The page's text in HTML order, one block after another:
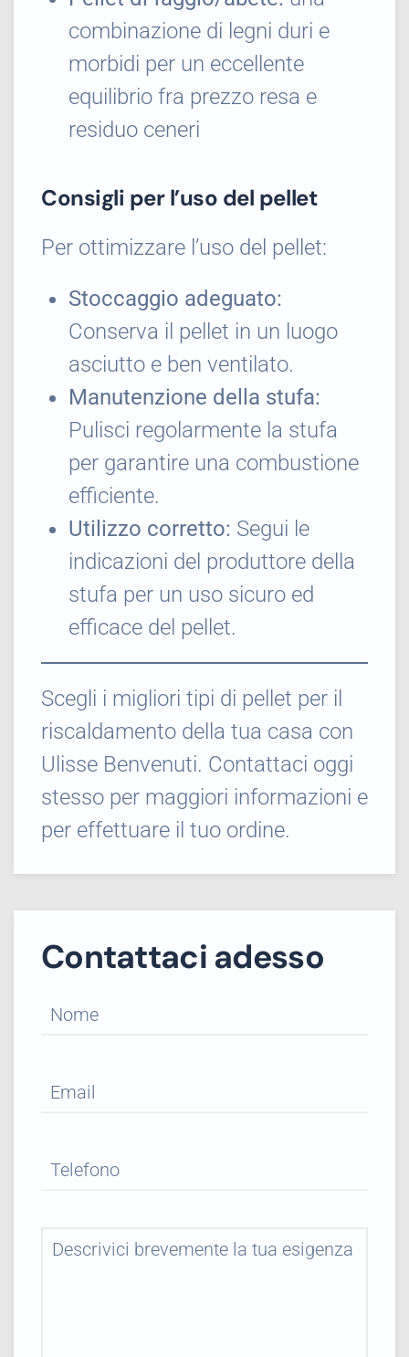
combinazione di legni duri e
morbidi per un eccellente
equilibrio fra prezzo resa e
residuo ceneri
Consigli per l’uso del pellet
Per ottimizzare l’uso del pellet:
Stoccaggio adeguato:
Conserva il pellet in un luogo
asciutto e ben ventilato.
Manutenzione della stufa:
Pulisci regolarmente la stufa
per garantire una combustione
efficiente.
Utilizzo corretto: Segui le
indicazioni del produttore della
stufa per un uso sicuro ed
efficace del pellet.
Scegli i migliori tipi di pellet per il
riscaldamento della tua casa con
Ulisse Benvenuti. Contattaci oggi
stesso per maggiori informazioni e
per effettuare il tuo ordine.
Contattaci adesso